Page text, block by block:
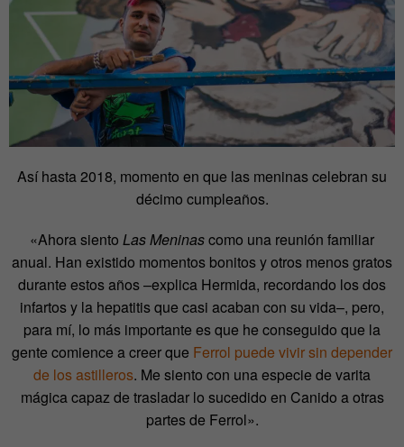
Así hasta 2018, momento en que las meninas celebran su
décimo cumpleaños.
«Ahora siento Las Meninascomo una reunión familiar
anual. Han existido momentos bonitos y otros menos gratos
durante estos años –explica Hermida, recordando los dos
infartos y la hepatitis que casi acaban con su vida–, pero,
para mí, lo más importante es que he conseguido que la
gente comience a creer que Ferrol puede vivir sin depender
de los astilleros. Me siento con una especie de varita
mágica capaz de trasladar lo sucedido en Canido a otras
partes de Ferrol».